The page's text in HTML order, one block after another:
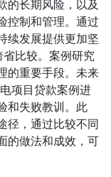
的长期风险，以及
控制和管理。通过
续发展提供更加坚
比较。案例研究
的重要手段。未来
项目贷款案例进
和失败教训。此
径，通过比较不同
的做法和成效，可